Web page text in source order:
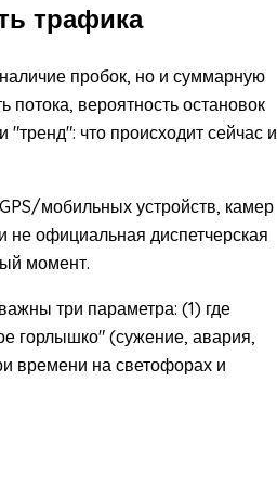
трафика
пробок, но и суммарную
потока, вероятность остановок
что происходит сейчас и
мобильных устройств, камер
не официальная диспетчерская
момент.
три параметра: (1) где
горлышко" (сужение, авария,
времени на светофорах и